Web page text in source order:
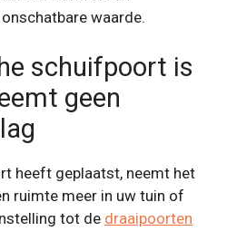
waarde.
schuifpoort is
geen
heeft geplaatst, neemt het
ruimte meer in uw tuin of
tot de draaipoorten